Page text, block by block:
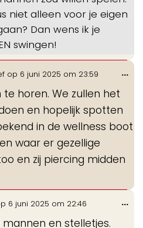
niet alleen voor je eigen
Dan wens ik je
swingen!
op 6 juni 2025 om 23:59
te horen. We zullen het
en hopelijk spotten
in de wellness boot
waar er gezellige
en zij piercing midden
...
6 juni 2025 om 22:46
en stelletjes.
...